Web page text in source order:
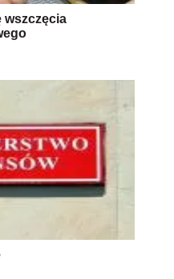
wszczęcia